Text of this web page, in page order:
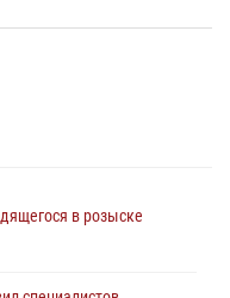
в розыске